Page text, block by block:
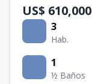
US$ 610,000
3
Hab.
1
½ Baños